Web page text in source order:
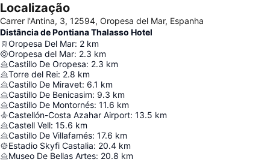
Localização
Carrer l'Antina, 3, 12594, Oropesa del Mar, Espanha
Distância de Pontiana Thalasso Hotel
Oropesa Del Mar: 2 km
Oropesa del Mar: 2.3 km
Castillo De Oropesa: 2.3 km
Torre del Rei: 2.8 km
Castillo De Miravet: 6.1 km
Castillo De Benicasim: 9.3 km
Castillo De Montornés: 11.6 km
Castellón-Costa Azahar Airport: 13.5 km
Castell Vell: 15.6 km
Castillo De Villafamés: 17.6 km
Estadio Skyfi Castalia: 20.4 km
Museo De Bellas Artes: 20.8 km